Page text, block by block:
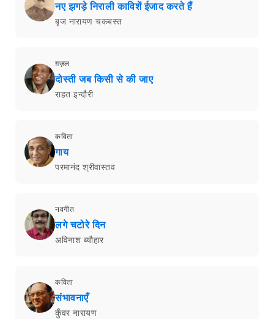
नए झगड़े निराली काविशें ईजाद करते हैं
बृज नारायण चकबस्त
ग़ज़ल
दोस्ती जब किसी से की जाए
राहत इन्दौरी
कविता
गाय
परमानंद श्रीवास्तव
नवगीत
लगे चटोरे दिन
अविनाश ब्यौहार
कविता
संभावनाएँ
कुँवर नारायण